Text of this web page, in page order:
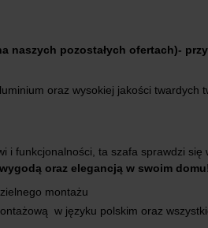
naszych pozostałych ofertach)-
oraz wysokiej jakości twardych
i funkcjonalności, ta szafa sprawdzi
oraz elegancją w swoim domu!
montażu
w języku polskim oraz